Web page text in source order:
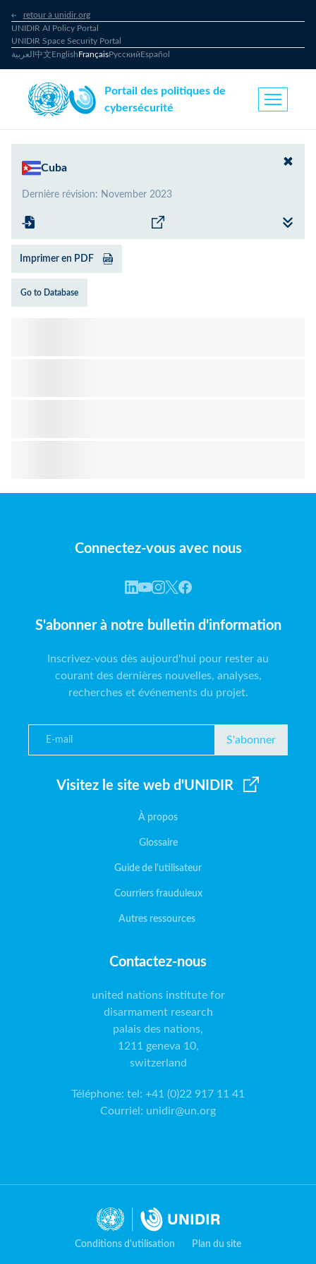
retour à unidir.org
UNIDIR AI Policy Portal
UNIDIR Space Security Portal
العربية 中文EnglishFrançaisРусскийEspañol
Portail des politiques de
cybersécurité
Cuba
Dernière révision: November 2023
Imprimer en PDF
Go to Database
Connectez-vous avec nous
S'abonner à notre bulletin d'information
Inscrivez-vous dès aujourd'hui pour rester au
courant des dernières nouvelles, analyses,
recherches et événements du projet.
S'abonner
Visitez le site web d'UNIDIR
À propos
Glossaire
Guide de l'utilisateur
Courriers frauduleux
Autres ressources
Contactez-nous
united nations institute for
disarmament research
palais des nations,
1211 geneva 10,
switzerland
Téléphone: tel: +41 (0)22 917 11 41
Courriel : unidir@un.org
Conditions d'utilisation Plan du site